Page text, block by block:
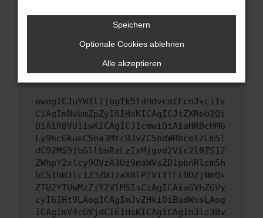
Wenn du alle oben genannten Schritte versucht
versuchen, das Problem zu beheben. Du kannst
uns diesen Text schicken, um uns bei der
Fehlersuche zu unterstützen:
ewogICJuYW1lIjogIk5ldHdvcmtFcnJvciIs
CiAgImNvbmZpZyI6IHsKICAgICJtZXRob2Qi
OiAiR0VUIiwKICAgICJ1cmwiOiAiaHR0cHM6
Ly9hcGkueC5ha3MtcHJvZC5hdWRhcmlzLm5l
dC92MS9jbGllbnRzLzIxMjgvd2Vic2l0ZS12
ZWhpY2xlcy9OVzA3Uz9maWVsZD1pbnRlcm5h
bE51bWJlciZ3ZWJzaXRlPTVlYTFlODZjNmQx
ZTU2YTUwMzZiY2VlMSIsCiAgICAiaGVhZGVy
cyI6IHt9LAogICAgImJvZHkiOiBudWxsLAog
ICAgImV4cGVjdCI6IHsKICAgICAgInJlc3Bv
Speichern
Optionale Cookies ablehnen
Alle akzeptieren